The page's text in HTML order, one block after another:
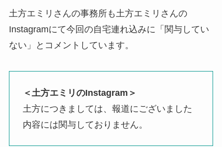
土方エミリさんの事務所も土方エミリさんの
Instagramにて今回の自宅連れ込みに「関与してい
ない」とコメントしています。
＜土方エミリのInstagram＞
土方につきましては、報道にございました
内容には関与しておりません。